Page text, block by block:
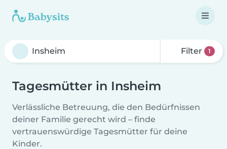
Filter 1
Tagesmütter in Insheim
Verlässliche Betreuung, die den Bedürfnissen
deiner Familie gerecht wird – finde
vertrauenswürdige Tagesmütter für deine
Kinder.